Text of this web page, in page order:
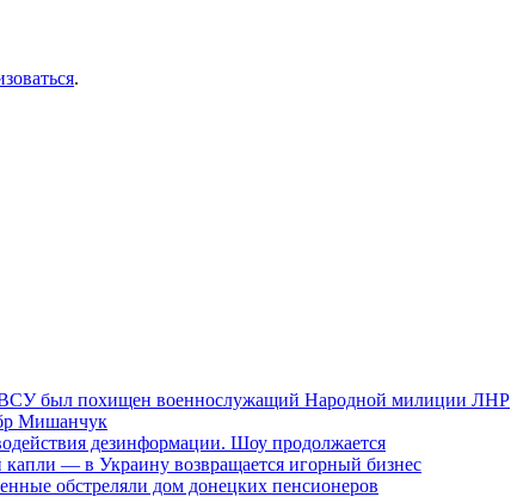
.
был похищен военнослужащий Народной милиции ЛНР
Мишанчук
дезинформации. Шоу продолжается
— в Украину возвращается игорный бизнес
обстреляли дом донецких пенсионеров